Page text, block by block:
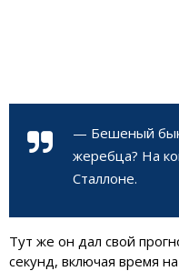
— Бешеный бык
жеребца? На
Сталлоне.
Тут же он дал свой
секунд, включая время